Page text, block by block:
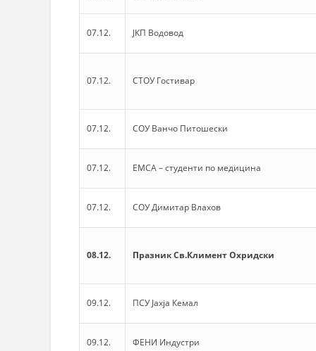
07.12. ЈКП Водовод
07.12. СТОУ Гостивар
07.12. СОУ Ванчо Питошески
07.12. ЕМСА – студенти по медицина
07.12. СОУ Димитар Влахов
08.12. Празник Св.Климент Охридски
09.12. ПСУ Јахја Кемал
09.12. ФЕНИ Индустри